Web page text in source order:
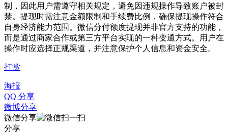
制，因此用户需遵守相关规定，避免因违规操作导致账户被封
禁。 提现时需注意金额限制和手续费比例，确保提现操作符合
自身经济能力范围。 微信分付额度提现并非官方支持的功能，
而是通过商家合作或第三方平台实现的一种变通方式。用户在
操作时应选择正规渠道，并注意保护个人信息和资金安全。
打赏
海报
QQ 分享
微博分享
微信分享
分享